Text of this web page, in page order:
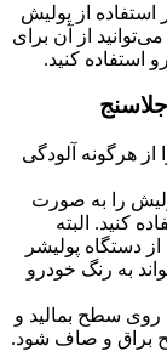
استفاده از پولیش
از آن برای
استفاده کنید.
از هرگونه آلودگی
را به صورت
کنید. البته
دستگاه پولیشر
به رنگ خودرو
روی سطح بمالید و
براق و صاف شود.